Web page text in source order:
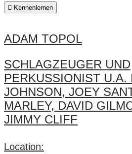
Kennenlernen
ADAM TOPOL
SCHLAGZEUGER UND
PERKUSSIONIST U.A.
JOHNSON, JOEY
MARLEY, DAVID
JIMMY CLIFF
Location: